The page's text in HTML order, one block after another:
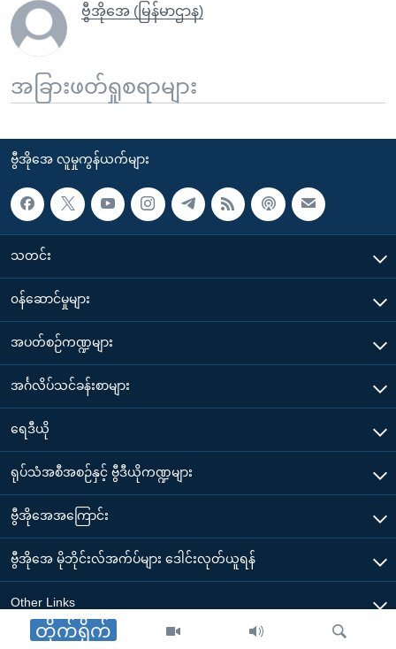
တိုက်ရိုက်
ဗွီအိုအေ (မြန်မာဌာန)
အခြားဖတ်ရှုစရာများ
ဗွီအိုအေ လူမှုကွန်ယက်များ
သတင်း
၀န်ဆောင်မှုများ
အပတ်စဉ်ကဏ္ဍများ
အင်္ဂလိပ်သင်ခန်းစာများ
ရေဒီယို
ရုပ်သံအစီအစဉ်နှင့် ဗွီဒီယိုကဏ္ဍများ
ဗွီအိုအေအကြောင်း
ဗွီအိုအေ မိုဘိုင်းလ်အက်ပ်များ ဒေါင်းလုတ်ယူရန်
Other Links